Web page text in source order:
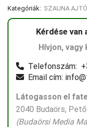
Kategóriák: SZAUNA AJTÓ
Kérdése van
Hívjon,
Telefonszám:
Email cím:
Látogasson el
2040 Budaörs,
(Budaörsi Media